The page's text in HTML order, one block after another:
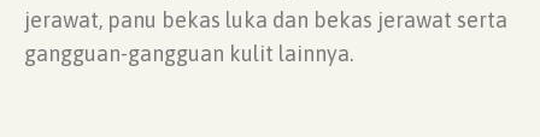
jerawat, panu bekas luka dan bekas jerawat serta
gangguan-gangguan kulit lainnya.